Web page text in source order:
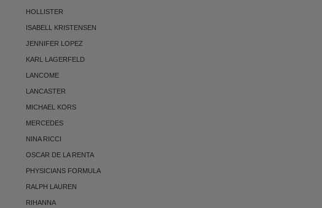
HOLLISTER
ISABELL KRISTENSEN
JENNIFER LOPEZ
KARL LAGERFELD
LANCOME
LANCASTER
MICHAEL KORS
MERCEDES
NINA RICCI
OSCAR DE LA RENTA
PHYSICIANS FORMULA
RALPH LAUREN
RIHANNA